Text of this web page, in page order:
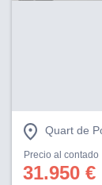
Quart de
Precio al contado
31.950 €